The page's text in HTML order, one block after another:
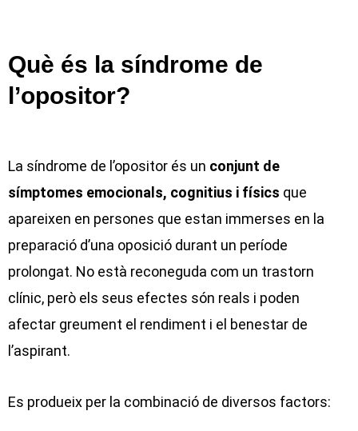
Què és la síndrome de
l’opositor?
La síndrome de l’opositor és un conjunt de
símptomes emocionals, cognitius i físics que
apareixen en persones que estan immerses en la
preparació d’una oposició durant un període
prolongat. No està reconeguda com un trastorn
clínic, però els seus efectes són reals i poden
afectar greument el rendiment i el benestar de
l’aspirant.
Es produeix per la combinació de diversos factors: